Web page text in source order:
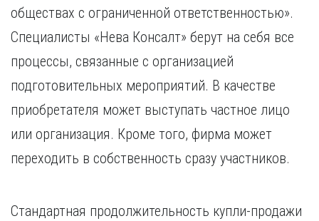
обществах с ограниченной ответственностью».
Специалисты «Нева Консалт» берут на себя все
процессы, связанные с организацией
подготовительных мероприятий. В качестве
приобретателя может выступать частное лицо
или организация. Кроме того, фирма может
переходить в собственность сразу участников.
Стандартная продолжительность купли-продажи